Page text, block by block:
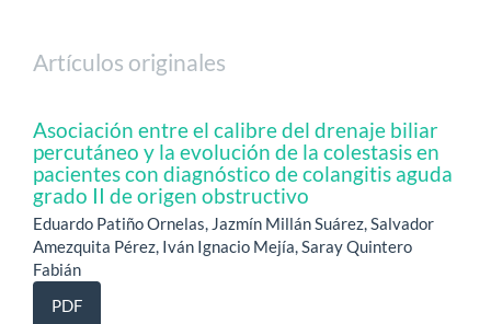
Artículos originales
Asociación entre el calibre del drenaje biliar
percutáneo y la evolución de la colestasis en
pacientes con diagnóstico de colangitis aguda
grado II de origen obstructivo
Eduardo Patiño Ornelas, Jazmín Millán Suárez, Salvador
Amezquita Pérez, Iván Ignacio Mejía, Saray Quintero
Fabián
PDF